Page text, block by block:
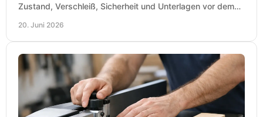
Zustand, Verschleiß, Sicherheit und Unterlagen vor dem
20. Juni 2026